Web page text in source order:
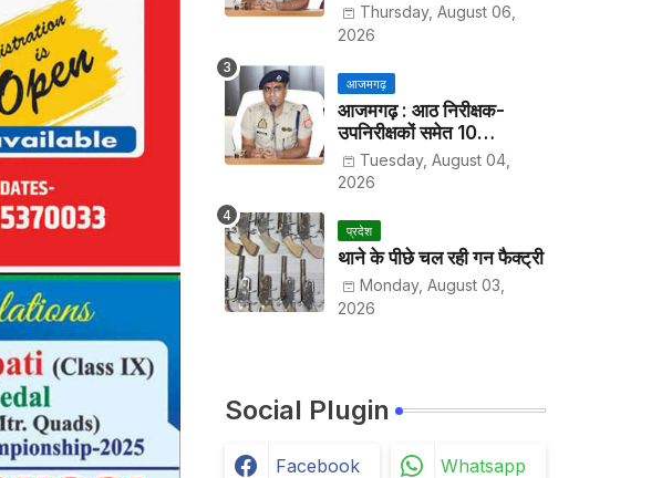
हर पखवाड़े थाने में लगानी होगी
हाजिरी
Thursday, August 06,
2026
आजमगढ़
आजमगढ़ : आठ निरीक्षक-
उपनिरीक्षकों समेत 10
अधिकारियों के तबादले
Tuesday, August 04,
2026
प्रदेश
थाने के पीछे चल रही गन फैक्ट्री
Monday, August 03,
2026
Social Plugin
Facebook Whatsapp